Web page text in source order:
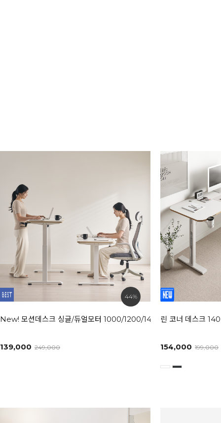
44%
New! 모션데스크 싱글/듀얼모터 1000/1200/1400/1600/1800 사이
139,000 249,000
린 코너 데스크
154,000 199,000